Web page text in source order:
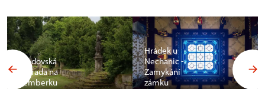
Bredovská
zahrada na
Lemberku
Hrádek u
Nechanic -
Zamykání
zámku